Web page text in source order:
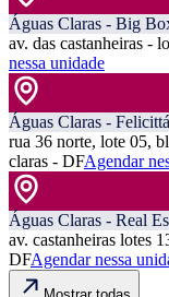
Águas Claras - Big
av. das castanheiras -
nessa unidade
Águas Claras -
rua 36 norte, lote 05,
claras - DFAgendar
Águas Claras - Real
av. castanheiras lotes
DFAgendar nessa